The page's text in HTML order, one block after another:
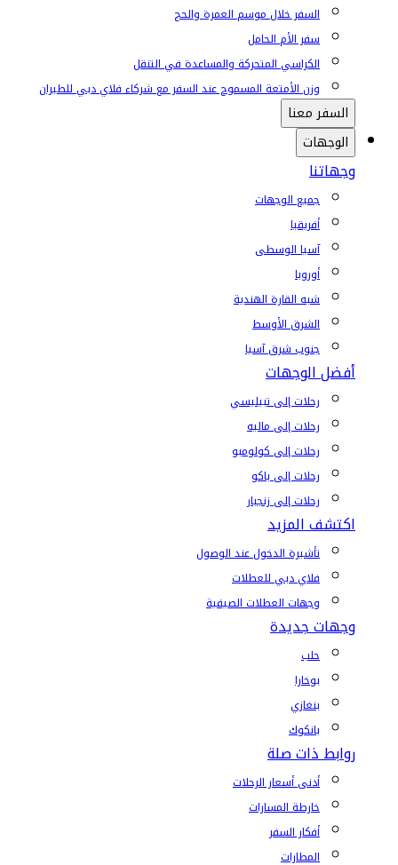
السفر خلال موسم العمرة والحج
سفر الأم الحامل
الكراسي المتحركة والمساعدة في التنقل
وزن الأمتعة المسموح عند السفر مع شركاء فلاي دبي للطيران
السفر معنا
الوجهات
وجهاتنا
جميع الوجهات
أفريقيا
آسيا الوسطى
أوروبا
شبه القارة الهندية
الشرق الأوسط
جنوب شرق آسيا
أفضل الوجهات
رحلات إلى تبيليسي
رحلات إلى ماليه
رحلات إلى كولومبو
رحلات إلى باكو
رحلات إلى زنجبار
اكتشف المزيد
تأشيرة الدخول عند الوصول
فلاي دبي للعطلات
وجهات العطلات الصيفية
وجهات جديدة
حلب
بوخارا
بنغازي
بانكوك
روابط ذات صلة
أدنى أسعار الرحلات
خارطة المسارات
أفكار السفر
المطارات